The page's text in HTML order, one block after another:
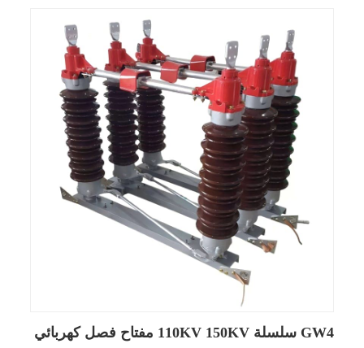
GW4 سلسلة 110KV 150KV مفتاح فصل كهربائي